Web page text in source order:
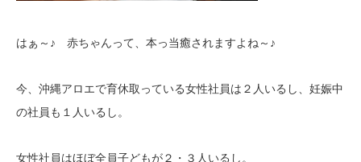
はぁ～♪ 赤ちゃんって、本っ当癒されますよね～♪
今、沖縄アロエで育休取っている女性社員は２人いるし、 妊娠中
の社員も１人いるし。
女性社員はほぼ全員子どもが２・３人いるし。